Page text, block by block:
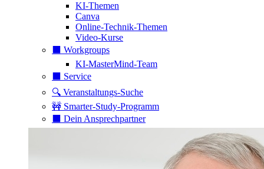
KI-Themen
Canva
Online-Technik-Themen
Video-Kurse
⬛️ Workgroups
KI-MasterMind-Team
⬛️ Service
🔍 Veranstaltungs-Suche
🚧 Smarter-Study-Programm
⬛️ Dein Ansprechpartner